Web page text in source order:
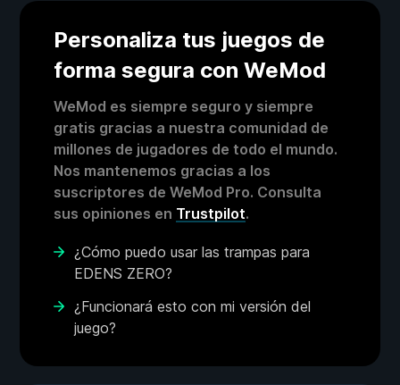
Personaliza tus juegos de
forma segura con WeMod
WeMod es siempre seguro y siempre
gratis gracias a nuestra comunidad de
millones de jugadores de todo el mundo.
Nos mantenemos gracias a los
suscriptores de WeMod Pro. Consulta
sus opiniones en Trustpilot.
¿Cómo puedo usar las trampas para
EDENS ZERO?
¿Funcionará esto con mi versión del
juego?